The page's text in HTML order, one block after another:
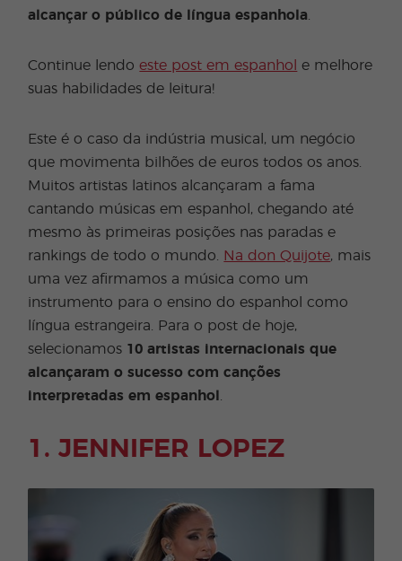
alcançar o público de língua espanhola
Continue lendoeste post em espanhol
e melhore
suas habilidades de leitura!
Este é o caso da indústria musical, um negócio
que movimenta bilhões de euros todos os anos.
Muitos artistas latinos alcançaram a fama
cantando músicas em espanhol, chegando até
mesmo às primeiras posições nas paradas e
rankings de todo o mundo.
Na don Quijote, mais
uma vez afirmamos a música como um
instrumento para o ensino do espanhol como
língua estrangeira. Para o post de hoje,
selecionamos 10 artistas internacionais que
alcançaram o sucesso com canções
interpretadas em espanhol
1. JENNIFER LOPEZ